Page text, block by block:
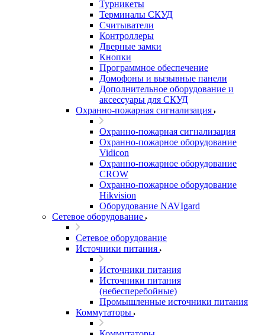
Турникеты
Терминалы СКУД
Считыватели
Контроллеры
Дверные замки
Кнопки
Программное обеспечение
Домофоны и вызывные панели
Дополнительное оборудование и
аксессуары для СКУД
Охранно-пожарная сигнализация
Охранно-пожарная сигнализация
Охранно-пожарное оборудование
Vidicon
Охранно-пожарное оборудование
CROW
Охранно-пожарное оборудование
Hikvision
Оборудование NAVIgard
Сетевое оборудование
Сетевое оборудование
Источники питания
Источники питания
Источники питания
(небесперебойные)
Промышленные источники питания
Коммутаторы